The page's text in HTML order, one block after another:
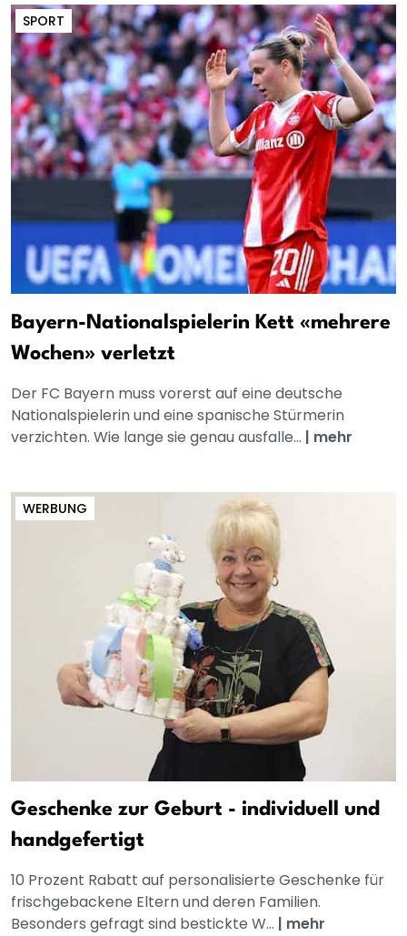
SPORT
Bayern-Nationalspielerin Kett «mehrere
Wochen» verletzt
Der FC Bayern muss vorerst auf eine deutsche
Nationalspielerin und eine spanische Stürmerin
verzichten. Wie lange sie genau ausfalle... | mehr
WERBUNG
Geschenke zur Geburt - individuell und
handgefertigt
10 Prozent Rabatt auf personalisierte Geschenke für
frischgebackene Eltern und deren Familien.
Besonders gefragt sind bestickte W... | mehr